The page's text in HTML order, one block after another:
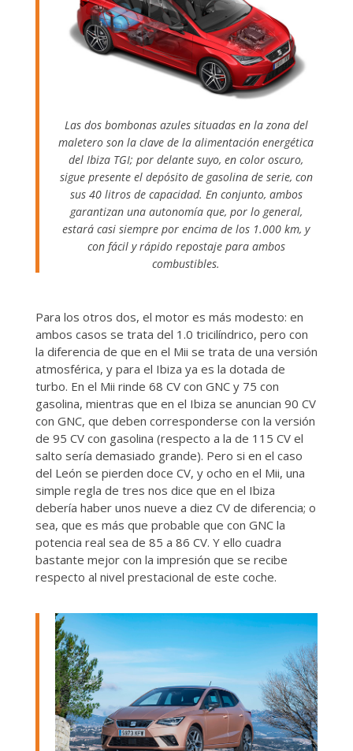
Las dos bombonas azules situadas en la zona del
maletero son la clave de la alimentación energética
del Ibiza TGI; por delante suyo, en color oscuro,
sigue presente el depósito de gasolina de serie, con
sus 40 litros de capacidad. En conjunto, ambos
garantizan una autonomía que, por lo general,
estará casi siempre por encima de los 1.000 km, y
con fácil y rápido repostaje para ambos
combustibles.
Para los otros dos, el motor es más modesto: en
ambos casos se trata del 1.0 tricilíndrico, pero con
la diferencia de que en el Mii se trata de una versión
atmosférica, y para el Ibiza ya es la dotada de
turbo. En el Mii rinde 68 CV con GNC y 75 con
gasolina, mientras que en el Ibiza se anuncian 90 CV
con GNC, que deben corresponderse con la versión
de 95 CV con gasolina (respecto a la de 115 CV el
salto sería demasiado grande). Pero si en el caso
del León se pierden doce CV, y ocho en el Mii, una
simple regla de tres nos dice que en el Ibiza
debería haber unos nueve a diez CV de diferencia; o
sea, que es más que probable que con GNC la
potencia real sea de 85 a 86 CV. Y ello cuadra
bastante mejor con la impresión que se recibe
respecto al nivel prestacional de este coche.